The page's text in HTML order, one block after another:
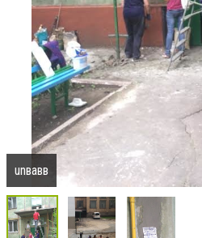
unвавв